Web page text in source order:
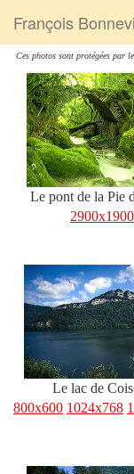
François
Ces photos sont protégées par
Le pont de la Pie
2900x1900
Le lac de
800x600 1024x768